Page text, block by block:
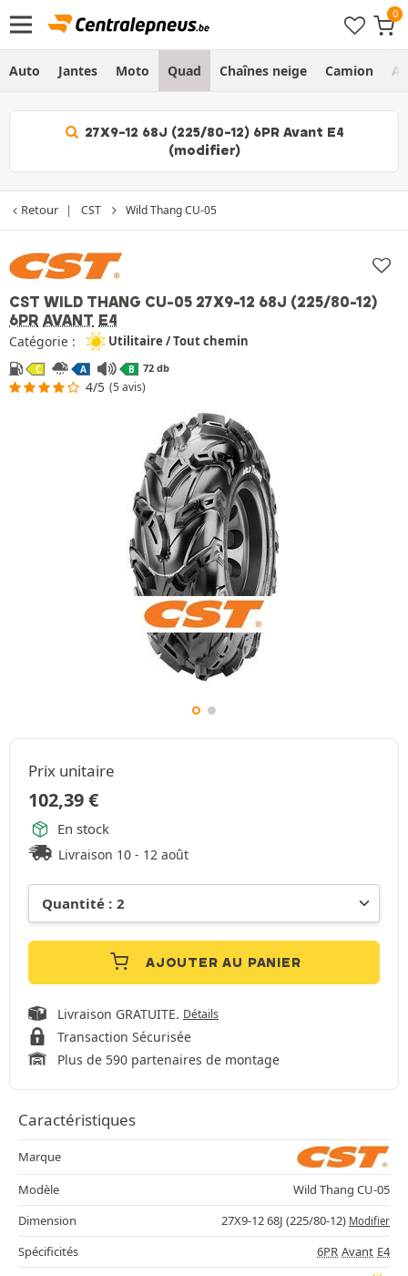
Auto Jantes Moto Quad Chaînes neige Camion
27X9-12 68J (225/80-12) 6PR Avant E4
(modifier)
Retour CST Wild Thang CU-05
CST WILD THANG CU-05 27X9-12 68J (225/80-12)
6PR AVANT E4
Catégorie : Utilitaire / Tout chemin
C A B 72 db
4/5 (5 avis)
Prix unitaire
102,39€
En stock
Livraison 10 - 12 août
AJOUTER AU PANIER
Livraison GRATUITE. Détails
Transaction Sécurisée
Plus de 590 partenaires de montage
Caractéristiques
Marque
Modèle
Wild Thang CU-05
Dimension
27X9-12 68J (225/80-12) Modifier
Spécificités 6PR Avant E4